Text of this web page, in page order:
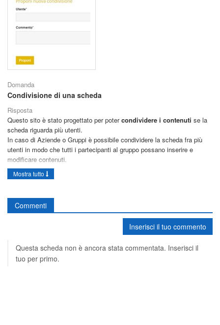
Domanda
Condivisione di una scheda
Risposta
Questo sito è stato progettato per potercondividere i contenuti se la
scheda riguarda più utenti.
In caso di Aziende o Gruppi è possibile condividere la scheda fra più
utenti in modo che tutti i partecipanti al gruppo possano inserire e
modificare contenuti.
L'unica limitazione per i condivisori è quella di non poter eliminare la
scheda, inoltre non possono proporre o accettare trasferimenti di
Per proporre la condivisione di una scheda, il proprietario può cliccare
su "Modifica" come se dovesse apportare modifiche alla scheda e poi
dovrà cliccare su "Condivisioni" nel menù alla sua destra. Troverà la
funzione "Proponi condivisione". Nel campo "utente" dovrà inserire il
nome dell'utente con il quale intende condividere la scheda. Potrà inoltre
inserire un commento per l'utente destinatario nella spazio "Commento
L'utente destinatario troverà una notifica di proposta di condivisione e
Mostra tutto
Commenti
Inserisci il tuo commento
Questa scheda non è ancora stata commentata. Inserisci il
tuo per primo.